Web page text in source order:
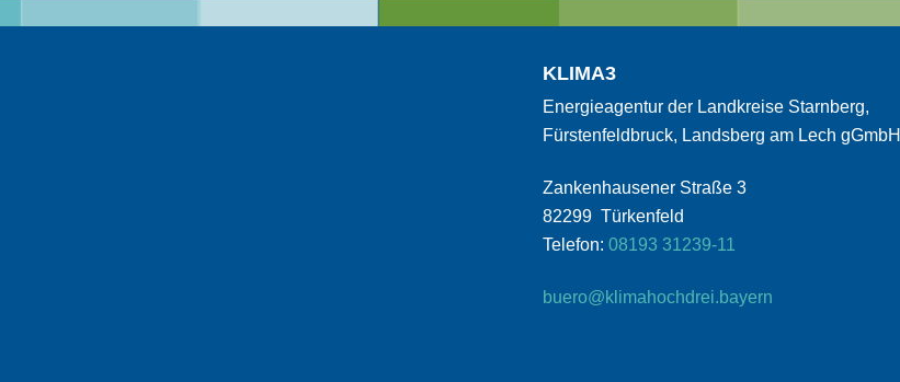
KLIMA3
Energieagentur der Landkreise Starnberg,
Fürstenfeldbruck, Landsberg am Lech gGmbH
Zankenhausener Straße 3
82299 Türkenfeld
Telefon: 08193 31239-11
buero@klimahochdrei.bayern